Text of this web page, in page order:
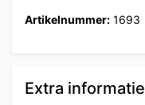
Artikelnummer: 1693
Extra informatie